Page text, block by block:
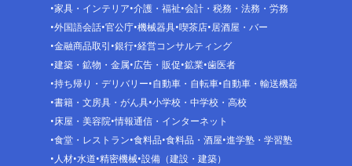
家具・インテリア 介護・福祉 会計・税務・法務・労務
外国語会話 官公庁 機械器具 喫茶店 居酒屋・バー
金融商品取引 銀行 経営コンサルティング
建築・鉱物・金属 広告・販促 鉱業 歯医者
持ち帰り・デリバリー 自動車・自転車 自動車・輸送機器
書籍・文房具・がん具 小学校・中学校・高校
床屋・美容院 情報通信・インターネット
食堂・レストラン 食料品 食料品・酒屋 進学塾・学習塾
人材 水道 精密機械 設備（建設・建築）